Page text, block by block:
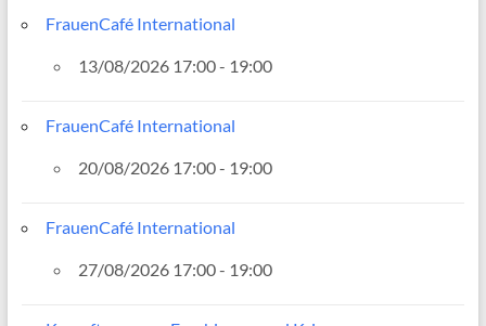
FrauenCafé International
13/08/2026 17:00 - 19:00
FrauenCafé International
20/08/2026 17:00 - 19:00
FrauenCafé International
27/08/2026 17:00 - 19:00